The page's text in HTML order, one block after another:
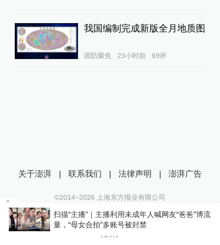
我国编制完成新版全月地质图
国防聚焦 23小时前 69评
友“爸爸”博流
泸溪河发布“桃酥现金属牙冠”调查结
者已澄清所发视频不属实
关于澎湃 | 联系我们 | 法律声明 | 澎湃广告
©2014~2026 上海东方报业有限公司
沪ICP证：沪B2-20170116 | 沪ICP备14003370号
互联网新闻信息服务许可证：31120170006
沪公网安备 31010602000299号